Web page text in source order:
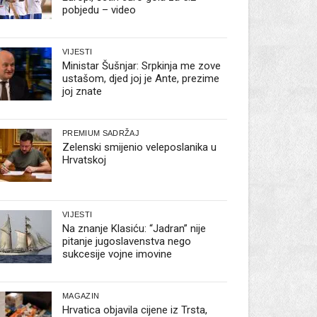
pobjedu – video
VIJESTI
Ministar Šušnjar: Srpkinja me zove
ustašom, djed joj je Ante, prezime
joj znate
PREMIUM SADRŽAJ
Zelenski smijenio veleposlanika u
Hrvatskoj
VIJESTI
Na znanje Klasiću: “Jadran” nije
pitanje jugoslavenstva nego
sukcesije vojne imovine
MAGAZIN
Hrvatica objavila cijene iz Trsta,